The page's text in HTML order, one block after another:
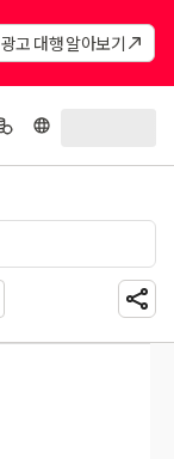
광고 대행 알아보기